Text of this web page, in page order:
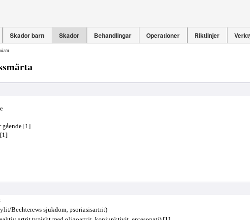
Skador barn Skador Behandlingar Operationer Riktlinjer
gående [1]
Bechterews sjukdom, psoriasisartrit)